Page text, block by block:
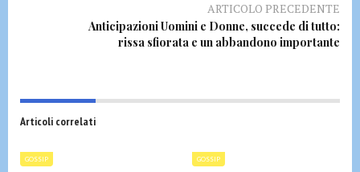
ARTICOLO PRECEDENTE
Anticipazioni Uomini e Donne, succede di tutto:
rissa sfiorata e un abbandono importante
Articoli correlati
GOSSIP GOSSIP